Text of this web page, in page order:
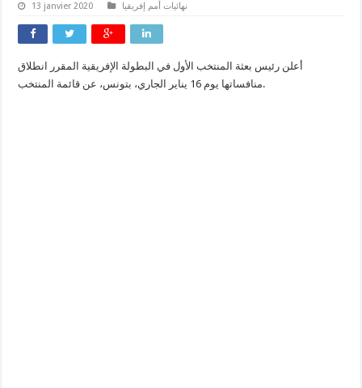
13 janvier 2020 نهائيات أمم إفريقيا
أعلن رئيس بعثة المنتخب الأول في البطولة الإفريقية المقرر انطلاق
منافساتها يوم 16 يناير الجاري، بتونس، عن قائمة المنتخب.